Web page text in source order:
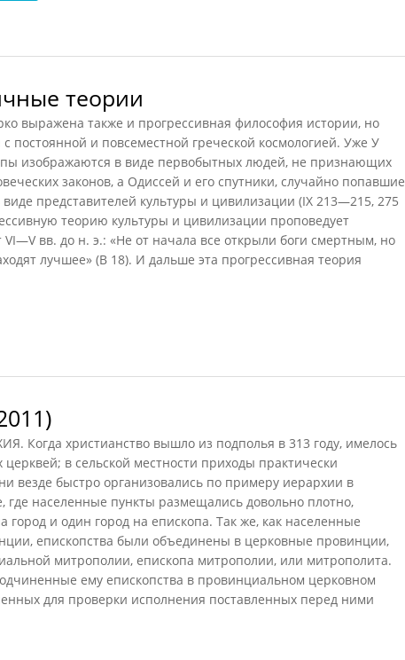
теории
выражена также и прогрессивная философия истории, но
с постоянной и повсеместной греческой космологией. Уже У
изображаются в виде первобытных людей, не признающих
законов, а Одиссей и его спутники, случайно попавшие
представителей культуры и цивилизации (IX 213—215, 275
теорию культуры и цивилизации проповедует
вв. до н. э.: «Не от начала все открыли боги смертным, но
лучшее» (В 18). И дальше эта прогрессивная теория
Когда христианство вышло из подполья в 313 году, имелось
церквей; в сельской местности приходы практически
везде быстро организовались по примеру иерархии в
где населенные пункты размещались довольно плотно,
город и один город на епископа. Так же, как населенные
епископства были объединены в церковные провинции,
митрополии, епископа митрополии, или митрополита.
ему епископства в провинциальном церковном
для проверки исполнения поставленных перед ними